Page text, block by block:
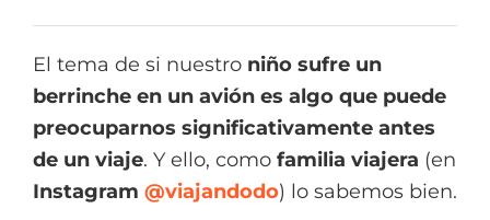
El tema de si nuestro niño sufre un
berrinche en un avión es algo que puede
preocuparnos significativamente antes
de un viaje. Y ello, como familia viajera (en
Instagram @viajandodo) lo sabemos bien.